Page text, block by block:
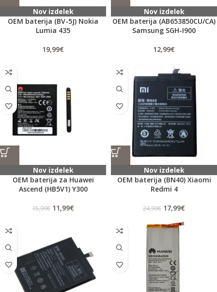
Nov izdelek
OEM baterija (BV-5J) Nokia
Lumia 435
19,99€
Nov izdelek
OEM baterija (AB653850CU/CA)
Samsung SGH-I900
12,99€
Nov izdelek
OEM baterija za Huawei
Ascend (HB5V1) Y300
15,99€ 11,99€
Nov izdelek
OEM baterija (BN40) Xiaomi
Redmi 4
24,99€ 17,99€